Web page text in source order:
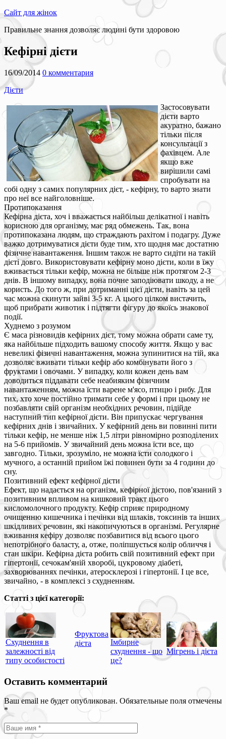
Сайт для жінок
Правильне знання дозволяє людині бути здоровою
Кефірні дієти
16/09/2014 0 комментария
Дієти
Застосовувати
дієти варто
акуратно, бажано
тільки після
консультації з
фахівцем. Але
якщо вже
вирішили самі
спробувати на
собі одну з самих популярних дієт, - кефірну, то варто знати
про неї все найголовніше.
Протипоказання
Кефірна дієта, хоч і вважається найбільш делікатної і навіть
корисною для організму, має ряд обмежень. Так, вона
протипоказана людям, що страждають рахітом і подагру. Дуже
важко дотримуватися дієти буде тим, хто щодня має достатню
фізичне навантаження. Іншим також не варто сидіти на такій
дієті довго. Використовувати кефірну моно дієти, коли в їжу
вживається тільки кефір, можна не більше ніж протягом 2-3
днів. В іншому випадку, вона почне заподіювати шкоду, а не
користь. До того ж, при дотриманні цієї дієти, навіть за цей
час можна скинути зайві 3-5 кг. А цього цілком вистачить,
щоб прибрати животик і підтягти фігуру до якоїсь знакової
події.
Худнемо з розумом
Є маса різновидів кефірних дієт, тому можна обрати саме ту,
яка найбільше підходить вашому способу життя. Якщо у вас
невеликі фізичні навантаження, можна зупинитися на тій, яка
дозволяє вживати тільки кефір або комбінувати його з
фруктами і овочами. У випадку, коли кожен день вам
доводиться піддавати себе неабияким фізичним
навантаженням, можна їсти варене м'ясо, птицю і рибу. Для
тих, хто хоче постійно тримати себе у формі і при цьому не
позбавляти свій організм необхідних речовин, підійде
наступний тип кефірної дієти. Він припускає чергування
кефірних днів і звичайних. У кефірний день ви повинні пити
тільки кефір, не менше ніж 1,5 літри рівномірно розподілених
на 5-6 прийомів. У звичайний день можна їсти все, що
завгодно. Тільки, зрозуміло, не можна їсти солодкого і
мучного, а останній прийом їжі повинен бути за 4 години до
сну.
Позитивний ефект кефірної дієти
Ефект, що надається на організм, кефірної дієтою, пов'язаний з
позитивним впливом на кишковий тракт цього
кисломолочного продукту. Кефір сприяє природному
очищенню кишечника і печінки від шлаків, токсинів та інших
шкідливих речовин, які накопичуються в організмі. Регулярне
вживання кефіру дозволяє позбавитися від всього цього
непотрібного баласту, а, отже, поліпшується колір обличчя і
стан шкіри. Кефірна дієта робить свій позитивний ефект при
гіпертонії, сечокам'яній хворобі, цукровому діабеті,
захворюваннях печінки, атеросклерозі і гіпертонії. І це все,
звичайно, - в комплексі з схудненням.
Статті з цієї категорії:
Схуднення в
залежності від
типу особистості
Фруктова
дієта
Імбирне
схуднення - що
це?
Мігрень і дієта
Оставить комментарий
Ваш email не будет опубликован. Обязательные поля отмечены
*